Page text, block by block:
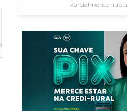
Parcialmente